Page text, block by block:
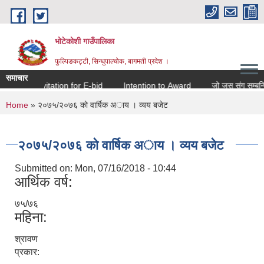
Skip to main content
भोटेकोशी गाउँपालिका
फुल्पिङकट्टी, सिन्धुपाल्चोक, बागमती प्रदेश ।
समाचार
Invitation for E-bid
Intention to Award जो जस संग सम्बन्धित
You are here
Home » २०७५/२०७६ काे वार्षिक अाय । व्यय बजेट
२०७५/२०७६ काे वार्षिक अाय । व्यय बजेट
Submitted on: Mon, 07/16/2018 - 10:44
आर्थिक वर्ष:
७५/७६
महिना:
श्रावण
प्रकार: